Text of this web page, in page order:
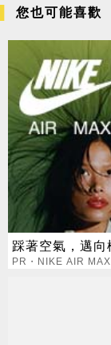
您也可能喜歡
踩著空氣，邁
PR・NIKE AIR MAX